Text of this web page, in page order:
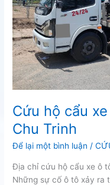
Cứu hộ cẩu
Chu Trinh
Để lại một bình luận /
Địa chỉ cứu hộ cẩu xe ô
Những sự cố ô tô xảy ra